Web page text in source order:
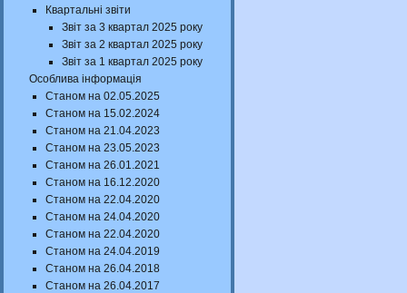
Квартальні звіти
Звіт за 3 квартал 2025 року
Звіт за 2 квартал 2025 року
Звіт за 1 квартал 2025 року
Особлива інформація
Станом на 02.05.2025
Станом на 15.02.2024
Станом на 21.04.2023
Станом на 23.05.2023
Станом на 26.01.2021
Станом на 16.12.2020
Станом на 22.04.2020
Станом на 24.04.2020
Станом на 22.04.2020
Станом на 24.04.2019
Станом на 26.04.2018
Станом на 26.04.2017